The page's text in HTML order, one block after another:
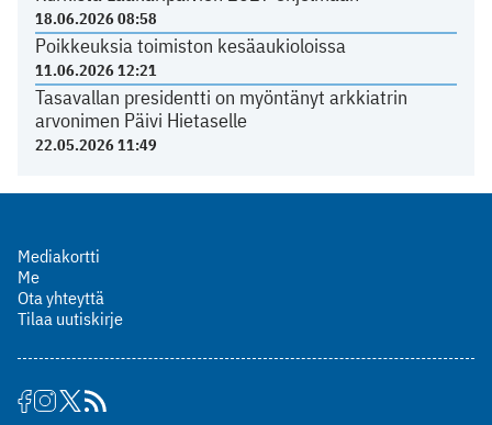
18.06.2026 08:58
Poikkeuksia toimiston kesäaukioloissa
11.06.2026 12:21
Tasavallan presidentti on myöntänyt arkkiatrin
arvonimen Päivi Hietaselle
22.05.2026 11:49
Mediakortti
Me
Ota yhteyttä
Tilaa uutiskirje